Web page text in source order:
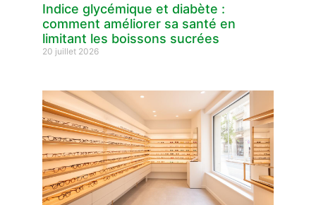
Indice glycémique et diabète :
comment améliorer sa santé en
limitant les boissons sucrées
20 juillet 2026